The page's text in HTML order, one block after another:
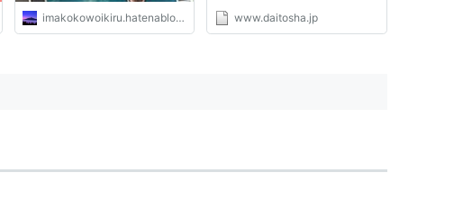
imakokowoikiru.hatenablog.com www.daitosha.jp